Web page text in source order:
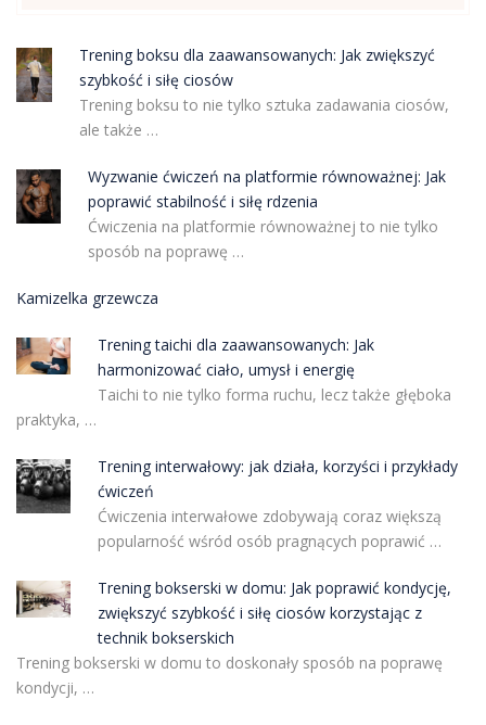
Trening boksu dla zaawansowanych: Jak zwiększyć
szybkość i siłę ciosów
Trening boksu to nie tylko sztuka zadawania ciosów,
ale także …
Wyzwanie ćwiczeń na platformie równoważnej: Jak
poprawić stabilność i siłę rdzenia
Ćwiczenia na platformie równoważnej to nie tylko
sposób na poprawę …
Kamizelka grzewcza
Trening taichi dla zaawansowanych: Jak
harmonizować ciało, umysł i energię
Taichi to nie tylko forma ruchu, lecz także głęboka
praktyka, …
Trening interwałowy: jak działa, korzyści i przykłady
ćwiczeń
Ćwiczenia interwałowe zdobywają coraz większą
popularność wśród osób pragnących poprawić …
Trening bokserski w domu: Jak poprawić kondycję,
zwiększyć szybkość i siłę ciosów korzystając z
technik bokserskich
Trening bokserski w domu to doskonały sposób na poprawę
kondycji, …